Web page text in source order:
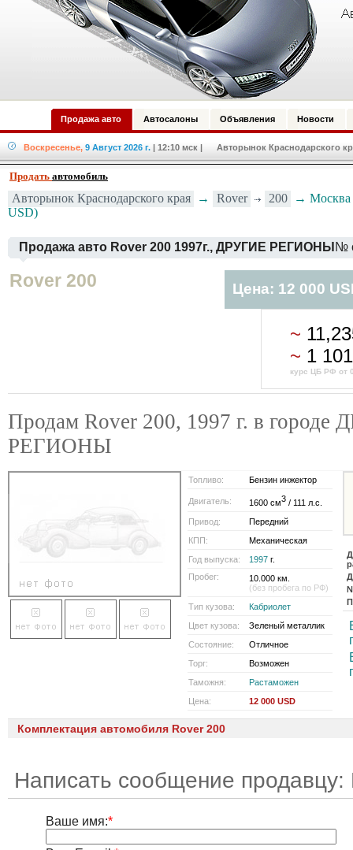
Продажа авто Автосалоны Объявления Новости
Воскресенье, 9 Август 2026 г. | 12:10 мск | Авторынок Краснодарского
Продать автомобиль
Авторынок Краснодарского края → Rover 200
→ Москва
USD)
Продажа авто Rover 200 1997г., ДРУГИЕ РЕГИОНЫ №
Rover 200 Цена: 12 000
~
~ 1
курс ЦБ РФ от
Продам Rover 200, 1997 г. в городе
РЕГИОНЫ
Топливо: Бензин инжектор
Двигатель: 1600 см3 / 111 л.с.
Привод:
Передний
КПП:
Механическая
Год выпуска:
1997 г.
Пробег:
10.000 км.
(без пробега по РФ)
Тип кузова:
Кабриолет
Цвет кузова:
Зеленый металлик
Состояние:
Отличное
Торг:
Возможен
Таможня:
Растаможен
Цена:
12 000 USD
Комплектация автомобиля Rover 200
Написать сообщение продавцу:
Ваше имя:*